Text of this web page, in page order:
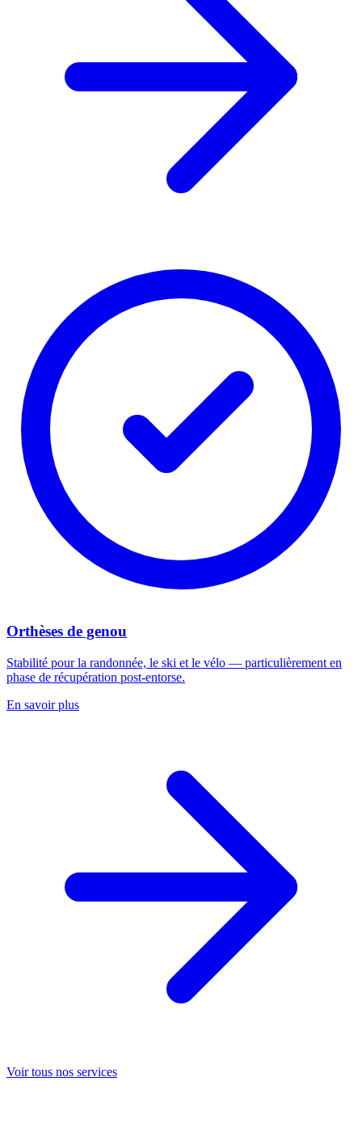
Orthèses de genou
Stabilité pour la randonnée, le ski et le vélo — particulièrement en
phase de récupération post-entorse.
En savoir plus
Voir tous nos services